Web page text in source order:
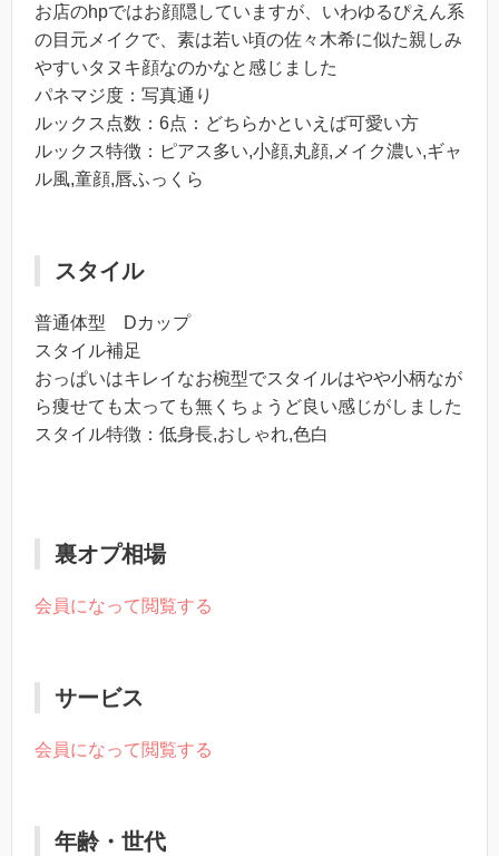
お店のhpではお顔隠していますが、いわゆるぴえん系
の目元メイクで、素は若い頃の佐々木希に似た親しみ
やすいタヌキ顔なのかなと感じました
パネマジ度：写真通り
ルックス点数：6点：どちらかといえば可愛い方
ルックス特徴：ピアス多い,小顔,丸顔,メイク濃い,ギャ
ル風,童顔,唇ふっくら
スタイル
普通体型 Dカップ
スタイル補足
おっぱいはキレイなお椀型でスタイルはやや小柄なが
ら痩せても太っても無くちょうど良い感じがしました
スタイル特徴：低身長,おしゃれ,色白
裏オプ相場
会員になって閲覧する
サービス
会員になって閲覧する
年齢・世代